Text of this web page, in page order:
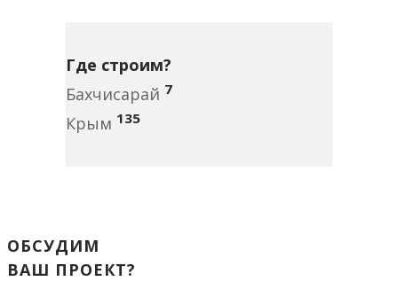
Где строим?
Бахчисарай 7
Крым 135
ОБСУДИМ
ВАШ ПРОЕКТ?